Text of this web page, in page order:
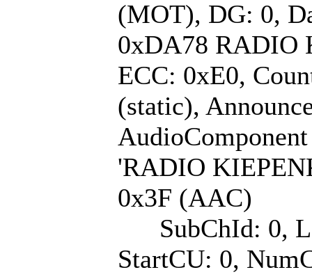
(MOT), DG: 0,
0xDA78 RADIO
ECC: 0xE0,
(static),
'RADIO
0x3F (AAC)
SubChId: 0,
StartCU: 0,